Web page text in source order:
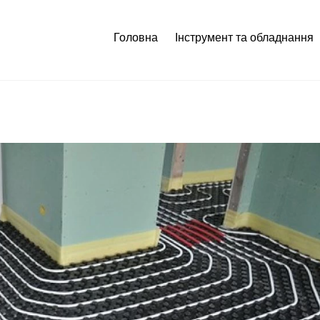
Головна Інструмент та обладнання